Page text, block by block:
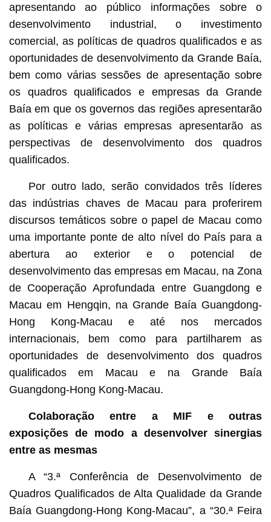
apresentando ao público informações sobre o
desenvolvimento industrial, o investimento
comercial, as políticas de quadros qualificados e as
oportunidades de desenvolvimento da Grande Baía,
bem como várias sessões de apresentação sobre
os quadros qualificados e empresas da Grande
Baía em que os governos das regiões apresentarão
as políticas e várias empresas apresentarão as
perspectivas de desenvolvimento dos quadros
qualificados.
Por outro lado, serão convidados três líderes
das indústrias chaves de Macau para proferirem
discursos temáticos sobre o papel de Macau como
uma importante ponte de alto nível do País para a
abertura ao exterior e o potencial de
desenvolvimento das empresas em Macau, na Zona
de Cooperação Aprofundada entre Guangdong e
Macau em Hengqin, na Grande Baía Guangdong-
Hong Kong-Macau e até nos mercados
internacionais, bem como para partilharem as
oportunidades de desenvolvimento dos quadros
qualificados em Macau e na Grande Baía
Guangdong-Hong Kong-Macau.
Colaboração entre a MIF e outras
exposições de modo a desenvolver sinergias
entre as mesmas
A “3.ª Conferência de Desenvolvimento de
Quadros Qualificados de Alta Qualidade da Grande
Baía Guangdong-Hong Kong-Macau”, a “30.ª Feira